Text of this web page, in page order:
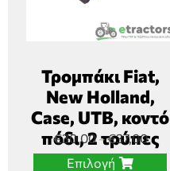
Τρομπάκι Fiat,
New Holland,
Case, UTB, κοντό
πόδι, 2 τρύπες
€30,00–€37,00
Επιλογή